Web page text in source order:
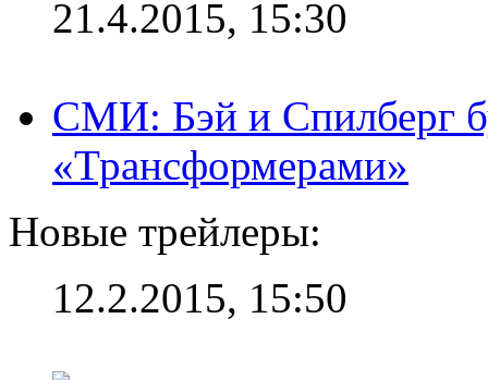
21.4.2015, 15:30
СМИ: Бэй и Спилберг
«Трансформерами»
Новые трейлеры:
12.2.2015, 15:50